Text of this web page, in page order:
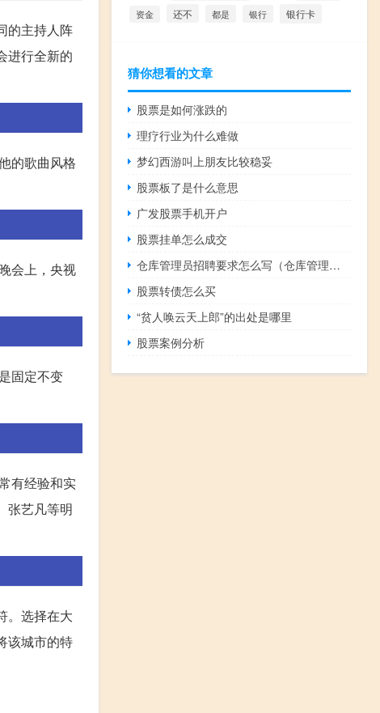
的主持人阵
进行全新的
的歌曲风格
会上，央视
固定不变
有经验和实
张艺凡等明
。选择在大
该城市的特
资金 还不 都是 银行 银行卡
猜你想看的文章
股票是如何涨跌的
理疗行业为什么难做
梦幻西游叫上朋友比较稳妥
股票板了是什么意思
广发股票手机开户
股票挂单怎么成交
仓库管理员招聘要求怎么写（仓库管理员招聘要求）
股票转债怎么买
“贫人唤云天上郎”的出处是哪里
股票案例分析